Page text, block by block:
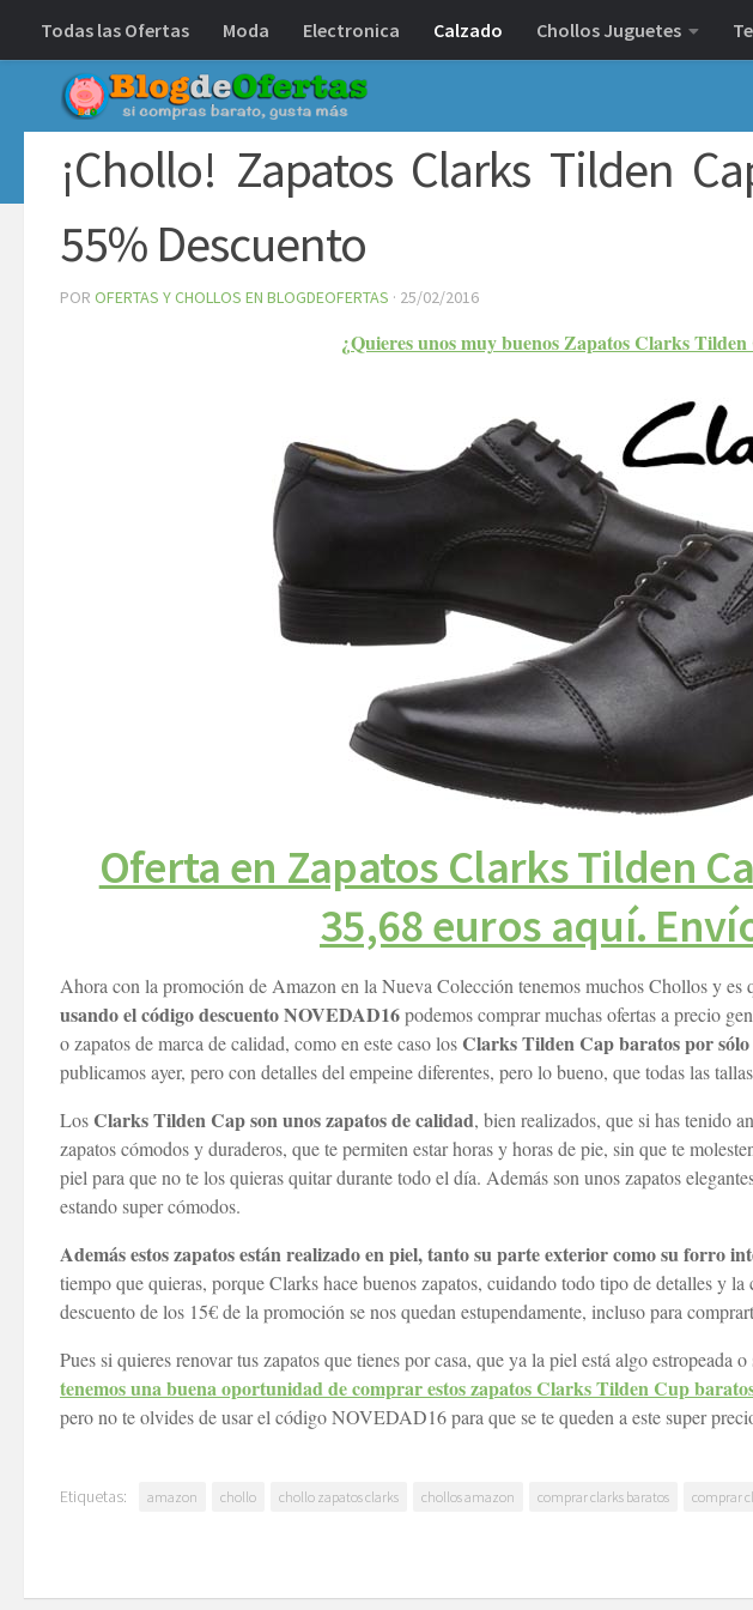
Debajo del contenido
Todas las Ofertas Moda Electronica Calzado Chollos Juguetes
¡Chollo! Zapatos Clarks Tilden
55% Descuento
POR OFERTAS Y CHOLLOS EN BLOGDEOFERTAS · 25/02/2016
¿Quieres unos muy buenos Zapatos Clarks
Oferta en Zapatos Clarks Tilden
35,68 euros aquí.
Ahora con la promoción de Amazon en la Nueva Colección tenemos muchos Chollos y es
usando el código descuento NOVEDAD16podemos comprar muchas ofertas a precio
o zapatos de marca de calidad, como en este caso losClarks Tilden Cap baratos por sólo
publicamos ayer, pero con detalles del empeine diferentes, pero lo bueno, que todas las
LosClarks Tilden Cap son unos zapatos de calidad, bien realizados, que si has tenido
zapatos cómodos y duraderos, que te permiten estar horas y horas de pie, sin que te
piel para que no te los quieras quitar durante todo el día. Además son unos zapatos
estando super cómodos.
Además estos zapatos están realizado en piel, tanto su parte exterior como su forro
tiempo que quieras, porque Clarks hace buenos zapatos, cuidando todo tipo de detalles y
descuento de los 15€ de la promoción se nos quedan estupendamente, incluso para
Pues si quieres renovar tus zapatos que tienes por casa, que ya la piel está algo estropeada
tenemos una buena oportunidad de comprar estos zapatos Clarks Tilden Cup
pero no te olvides de usar el código NOVEDAD16 para que se te queden a este super
Etiquetas: amazon chollo chollo zapatos clarks chollos amazon comprar clarks baratos comprar